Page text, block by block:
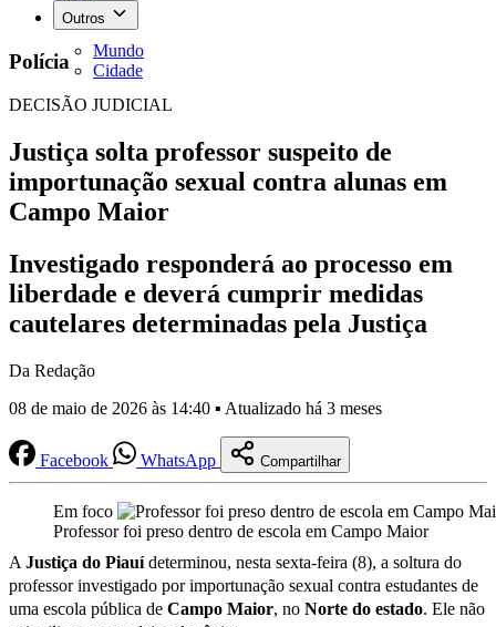
Outros
Mundo
Cidade
Polícia
DECISÃO JUDICIAL
Justiça solta professor suspeito de
importunação sexual contra alunas em
Campo Maior
Investigado responderá ao processo em
liberdade e deverá cumprir medidas
cautelares determinadas pela Justiça
Da Redação
08 de maio de 2026 às 14:40 ▪ Atualizado há 3 meses
Facebook WhatsApp Compartilhar
Em foco
Professor foi preso dentro de escola em Campo Maior
A Justiça do Piauídeterminou, nesta sexta-feira (8), a soltura do
professor investigado por importunação sexual contra estudantes de
uma escola pública de Campo Maior, no Norte do estado. Ele não